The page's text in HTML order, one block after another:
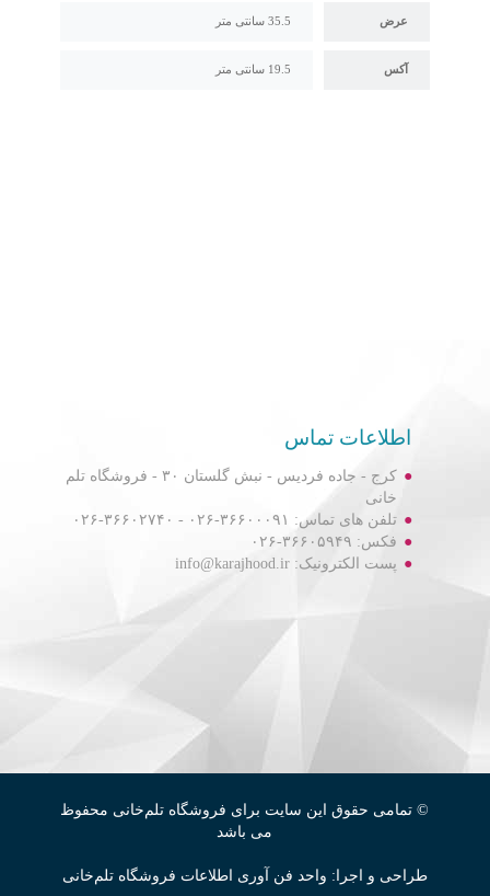
عرض 35.5 سانتی متر
آکس 19.5 سانتی متر
اطلاعات تماس
کرج - جاده فردیس - نبش گلستان ۳۰ - فروشگاه تلم
خانی
تلفن های تماس: ۳۶۶۰۰۰۹۱-۰۲۶ - ۳۶۶۰۲۷۴۰-۰۲۶
فکس: ۳۶۶۰۵۹۴۹-۰۲۶
پست الکترونیک: info@karajhood.ir
© تمامی حقوق این سایت برای فروشگاه تلم‌خانی محفوظ
می باشد
طراحی و اجرا: واحد فن آوری اطلاعات فروشگاه تلم‌خانی